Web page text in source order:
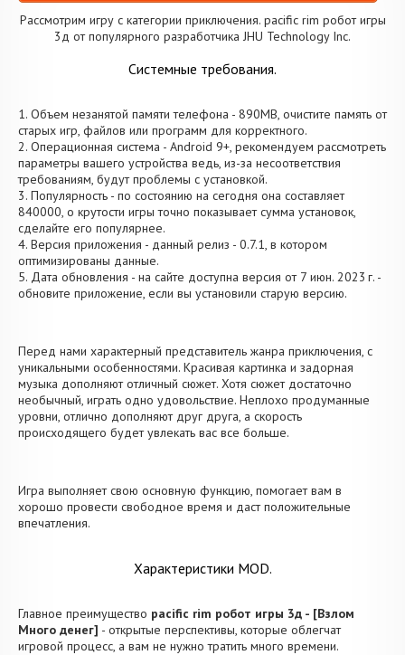
Рассмотрим игру с категории приключения. pacific rim робот игры
3д от популярного разработчика JHU Technology Inc.
Системные требования.
1. Объем незанятой памяти телефона - 890MB, очистите память от
старых игр, файлов или программ для корректного.
2. Операционная система - Android 9+, рекомендуем рассмотреть
параметры вашего устройства ведь, из-за несоответствия
требованиям, будут проблемы с установкой.
3. Популярность - по состоянию на сегодня она составляет
840000, о крутости игры точно показывает сумма установок,
сделайте его популярнее.
4. Версия приложения - данный релиз - 0.7.1, в котором
оптимизированы данные.
5. Дата обновления - на сайте доступна версия от 7 июн. 2023 г. -
обновите приложение, если вы установили старую версию.
Перед нами характерный представитель жанра приключения, с
уникальными особенностями. Красивая картинка и задорная
музыка дополняют отличный сюжет. Хотя сюжет достаточно
необычный, играть одно удовольствие. Неплохо продуманные
уровни, отлично дополняют друг друга, а скорость
происходящего будет увлекать вас все больше.
Игра выполняет свою основную функцию, помогает вам в
хорошо провести свободное время и даст положительные
впечатления.
Характеристики MOD.
Главное преимущество pacific rim робот игры 3д - [Взлом
Много денег] - открытые перспективы, которые облегчат
игровой процесс, а вам не нужно тратить много времени.